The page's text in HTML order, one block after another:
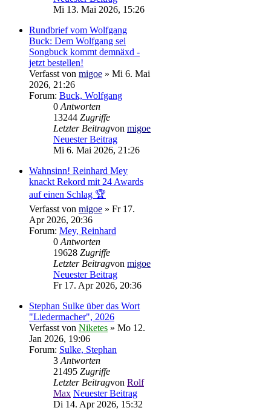
Mi 13. Mai 2026, 15:26
Rundbrief vom Wolfgang
Buck: Dem Wolfgang sei
Songbuck kommt demnäxd -
jetzt bestellen!
Verfasst von migoe » Mi 6. Mai
2026, 21:26
Forum: Buck, Wolfgang
0 Antworten
13244 Zugriffe
Letzter Beitragvon migoe
Neuester Beitrag
Mi 6. Mai 2026, 21:26
Wahnsinn! Reinhard Mey
knackt Rekord mit 24 Awards
auf einen Schlag 🏆
Verfasst von migoe » Fr 17.
Apr 2026, 20:36
Forum: Mey, Reinhard
0 Antworten
19628 Zugriffe
Letzter Beitragvon migoe
Neuester Beitrag
Fr 17. Apr 2026, 20:36
Stephan Sulke über das Wort
"Liedermacher", 2026
Verfasst von Niketes » Mo 12.
Jan 2026, 19:06
Forum: Sulke, Stephan
3 Antworten
21495 Zugriffe
Letzter Beitragvon Rolf
Max Neuester Beitrag
Di 14. Apr 2026, 15:32